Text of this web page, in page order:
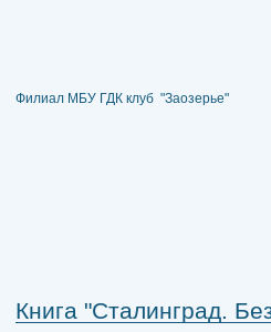
Филиал МБУ ГДК клуб "Заозерье"
Книга "Сталинград.